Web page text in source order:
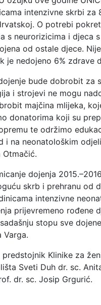
intenzivne skrbi
O potrebi
s neurorizicima i djeca
od ostale djece.
je nedojeno 6% zdrave
bude dobrobit za
i strojevi ne mogu
majčina mlijeka,
donatorima koji su
te održimo
na neonatološkim
Otmačić.
dojenja
skrb i prehranu od
intenzivne
prijevremeno rođene
stopu sve
Varga.
Klinike za
Sveti Duh dr. sc.
dr. sc. Josip Grgurić.